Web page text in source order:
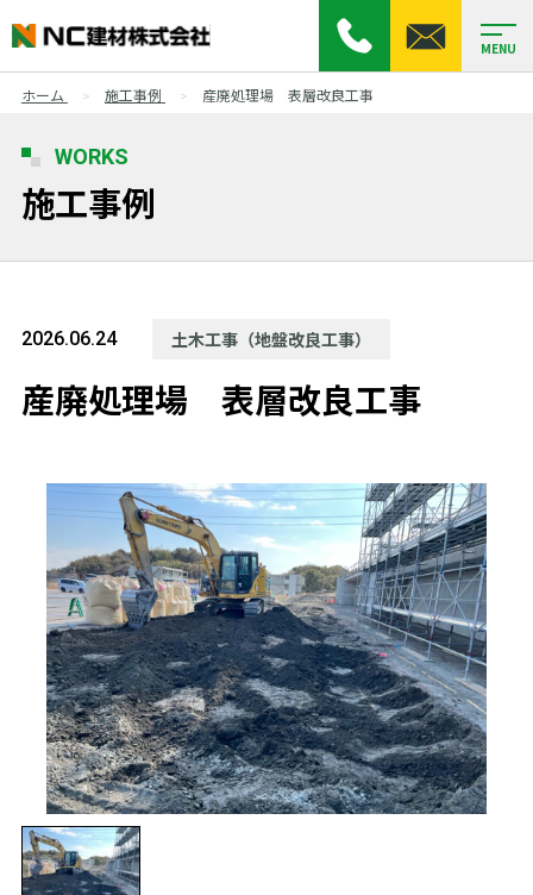
MENU
ホーム 施工事例 産廃処理場 表層改良工事
WORKS
施工事例
2026.06.24 土木工事（地盤改良工事）
産廃処理場 表層改良工事